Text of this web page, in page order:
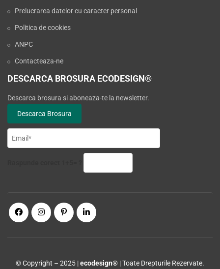
Prelucrarea datelor cu caracter personal
Politica de cookies
ANPC
Contacteaza-ne
DESCARCA BROSURA ECODESIGN®
Descarca brosura si aboneaza-te la newsletter.
© Copyright – 2025 |ecodesign® | Toate Drepturile Rezervate.